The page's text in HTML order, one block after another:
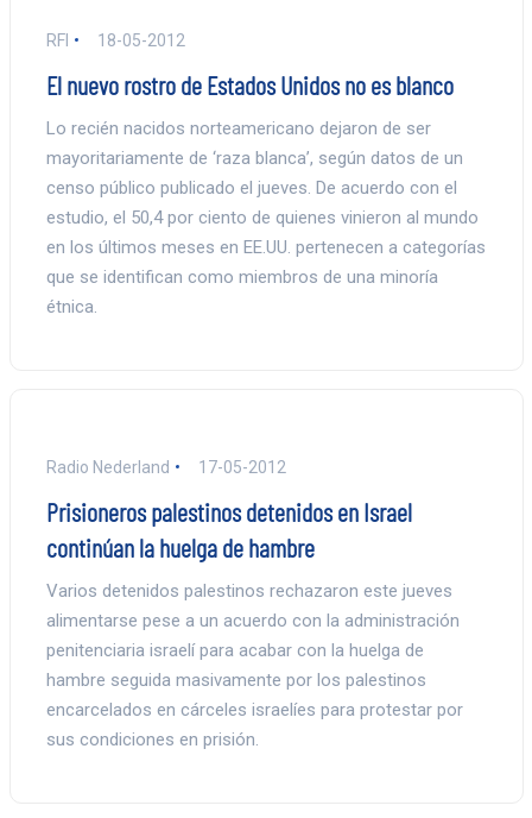
RFI 18-05-2012
El nuevo rostro de Estados Unidos no es blanco
Lo recién nacidos norteamericano dejaron de ser
mayoritariamente de ‘raza blanca’, según datos de un
censo público publicado el jueves. De acuerdo con el
estudio, el 50,4 por ciento de quienes vinieron al mundo
en los últimos meses en EE.UU. pertenecen a categorías
que se identifican como miembros de una minoría
étnica.
Radio Nederland 17-05-2012
Prisioneros palestinos detenidos en Israel
continúan la huelga de hambre
Varios detenidos palestinos rechazaron este jueves
alimentarse pese a un acuerdo con la administración
penitenciaria israelí para acabar con la huelga de
hambre seguida masivamente por los palestinos
encarcelados en cárceles israelíes para protestar por
sus condiciones en prisión.